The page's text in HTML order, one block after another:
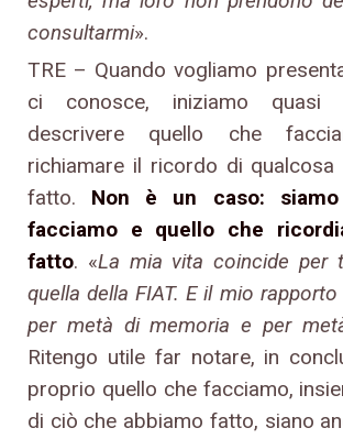
consultarmi».
TRE – Quando vogliamo
ci conosce, iniziamo quasi
descrivere quello che
richiamare il ricordo di qualcosa
fatto. Non è un caso:
facciamo e quello che
fatto. «La mia vita coincide per
quella della FIAT. E il mio
per metà di memoria e per
Ritengo utile far notare, in
proprio quello che facciamo,
di ciò che abbiamo fatto, siano